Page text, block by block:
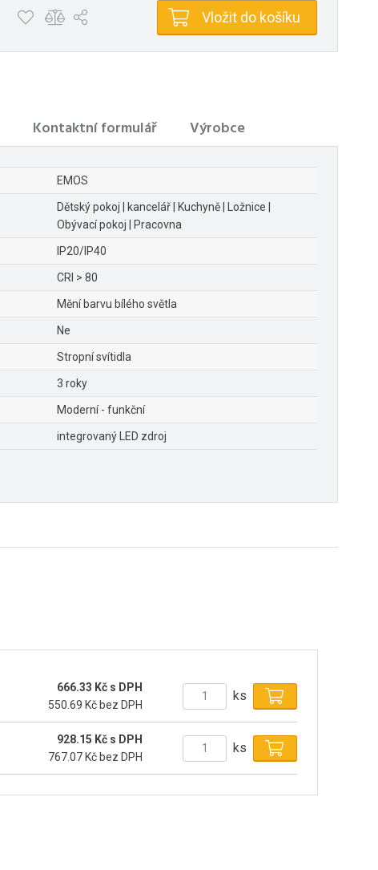
Vložit do košíku
Kontaktní formulář Výrobce
EMOS
Dětský pokoj | kancelář | Kuchyně | Ložnice |
Obývací pokoj | Pracovna
IP20/IP40
CRI > 80
Mění barvu bílého světla
Ne
Stropní svítidla
3 roky
Moderní - funkční
integrovaný LED zdroj
666.33 Kč s DPH
550.69 Kč bez DPH
ks
928.15 Kč s DPH
767.07 Kč bez DPH
ks